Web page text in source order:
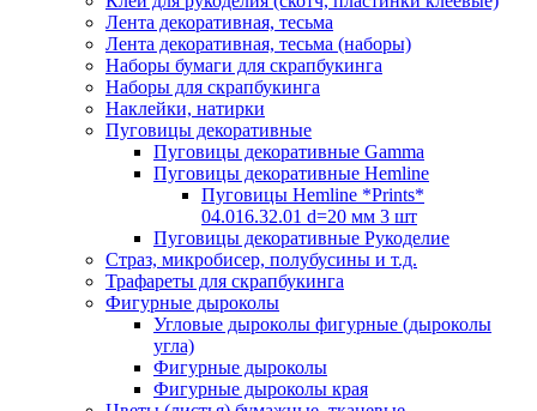
Лента декоративная, тесьма
Лента декоративная, тесьма (наборы)
Наборы бумаги для скрапбукинга
Наборы для скрапбукинга
Наклейки, натирки
Пуговицы декоративные
Пуговицы декоративные Gamma
Пуговицы декоративные Hemline
Пуговицы Hemline *Prints*
04.016.32.01 d=20 мм 3 шт
Пуговицы декоративные Рукоделие
Страз, микробисер, полубусины и т.д.
Трафареты для скрапбукинга
Фигурные дыроколы
Угловые дыроколы фигурные (дыроколы
угла)
Фигурные дыроколы
Фигурные дыроколы края